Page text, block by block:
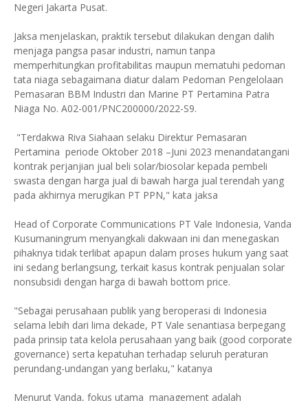
Negeri Jakarta Pusat.
Jaksa menjelaskan, praktik tersebut dilakukan dengan dalih
menjaga pangsa pasar industri, namun tanpa
memperhitungkan profitabilitas maupun mematuhi pedoman
tata niaga sebagaimana diatur dalam Pedoman Pengelolaan
Pemasaran BBM Industri dan Marine PT Pertamina Patra
Niaga No. A02-001/PNC200000/2022-S9.
"Terdakwa Riva Siahaan selaku Direktur Pemasaran
Pertamina periode Oktober 2018 –Juni 2023 menandatangani
kontrak perjanjian jual beli solar/biosolar kepada pembeli
swasta dengan harga jual di bawah harga jual terendah yang
pada akhirnya merugikan PT PPN," kata jaksa
Head of Corporate Communications PT Vale Indonesia, Vanda
Kusumaningrum menyangkali dakwaan ini dan menegaskan
pihaknya tidak terlibat apapun dalam proses hukum yang saat
ini sedang berlangsung, terkait kasus kontrak penjualan solar
nonsubsidi dengan harga di bawah bottom price.
"Sebagai perusahaan publik yang beroperasi di Indonesia
selama lebih dari lima dekade, PT Vale senantiasa berpegang
pada prinsip tata kelola perusahaan yang baik (good corporate
governance) serta kepatuhan terhadap seluruh peraturan
perundang-undangan yang berlaku," katanya
Menurut Vanda, fokus utama management adalah